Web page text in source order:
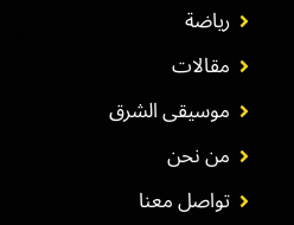
رياضة
مقالات
موسيقى الشرق
من نحن
تواصل معنا